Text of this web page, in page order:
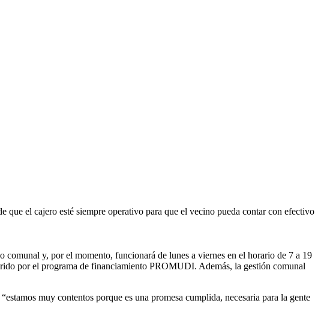
el cajero esté siempre operativo para que el vecino pueda contar con efectivo
y, por el momento, funcionará de lunes a viernes en el horario de 7 a 19
por el programa de financiamiento PROMUDI. Además, la gestión comunal
muy contentos porque es una promesa cumplida, necesaria para la gente